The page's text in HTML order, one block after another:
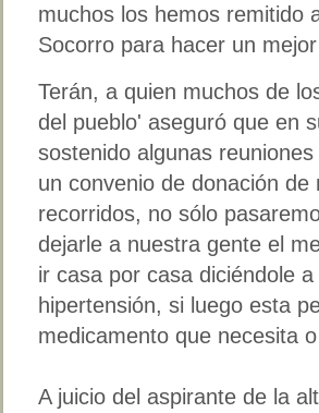
muchos los hemos remitido
Socorro para hacer un
Terán, a quien muchos de
del pueblo' aseguró que en
sostenido algunas
un convenio de donación
recorridos, no sólo
dejarle a nuestra gente el
ir casa por casa diciéndole
hipertensión, si luego esta
medicamento que necesita
A juicio del aspirante de la